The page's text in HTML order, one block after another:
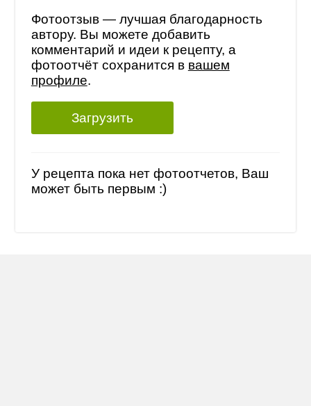
Фотоотзыв — лучшая благодарность
автору. Вы можете добавить
комментарий и идеи к рецепту, а
фотоотчёт сохранится в вашем
профиле.
Загрузить
У рецепта пока нет фотоотчетов, Ваш
может быть первым :)